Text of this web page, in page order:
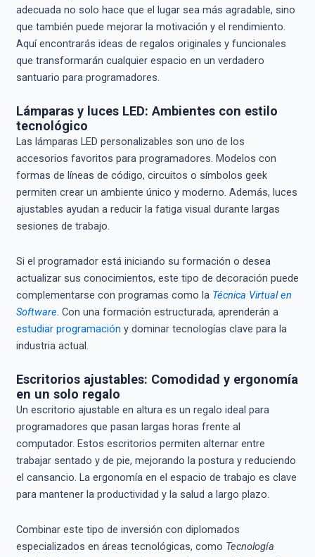
adecuada no solo hace que el lugar sea más agradable, sino
que también puede mejorar la motivación y el rendimiento.
Aquí encontrarás ideas de regalos originales y funcionales
que transformarán cualquier espacio en un verdadero
santuario para programadores.
Lámparas y luces LED: Ambientes con estilo
tecnológico
Las lámparas LED personalizables son uno de los
accesorios favoritos para programadores. Modelos con
formas de líneas de código, circuitos o símbolos geek
permiten crear un ambiente único y moderno. Además, luces
ajustables ayudan a reducir la fatiga visual durante largas
sesiones de trabajo.
Si el programador está iniciando su formación o desea
actualizar sus conocimientos, este tipo de decoración puede
complementarse con programas como la Técnica Virtual en
Software. Con una formación estructurada, aprenderán a
estudiar programación y dominar tecnologías clave para la
industria actual.
Escritorios ajustables: Comodidad y ergonomía
en un solo regalo
Un escritorio ajustable en altura es un regalo ideal para
programadores que pasan largas horas frente al
computador. Estos escritorios permiten alternar entre
trabajar sentado y de pie, mejorando la postura y reduciendo
el cansancio. La ergonomía en el espacio de trabajo es clave
para mantener la productividad y la salud a largo plazo.
Combinar este tipo de inversión con diplomados
especializados en áreas tecnológicas, como Tecnología